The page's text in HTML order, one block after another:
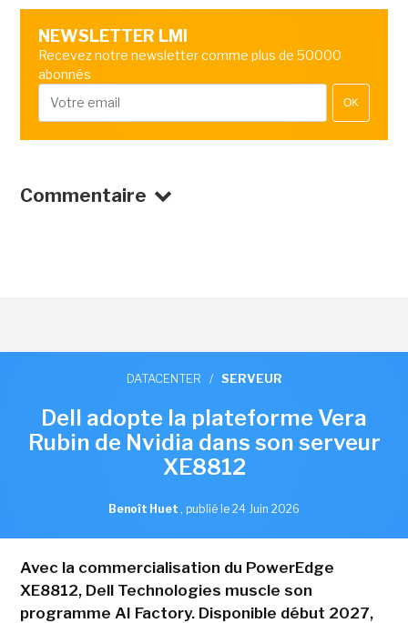
NEWSLETTER LMI
Recevez notre newsletter comme plus de 50000
abonnés
OK
Commentaire
DATACENTER / SERVEUR
Dell adopte la plateforme Vera
Rubin de Nvidia dans son serveur
XE8812
Benoît Huet , publié le 24 Juin 2026
Avec la commercialisation du PowerEdge
XE8812, Dell Technologies muscle son
programme AI Factory. Disponible début 2027,